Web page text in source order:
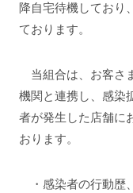
降自宅待機しており
ております。
当組合は、お客さ
機関と連携し、感染
者が発生した店舗に
おります。
・感染者の行動歴